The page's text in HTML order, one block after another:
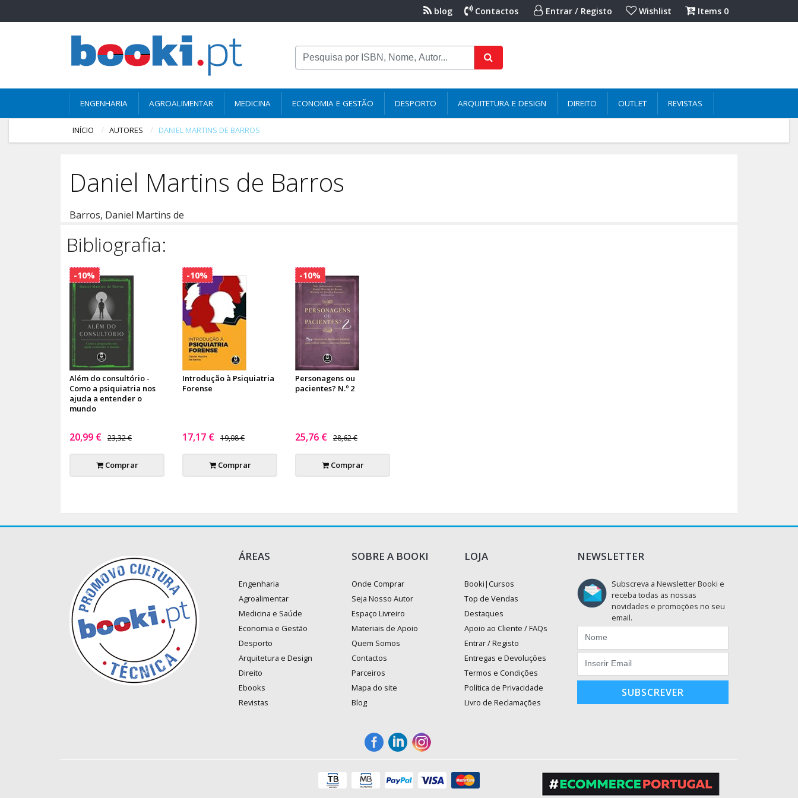
blog Contactos Entrar / Registo Wishlist Items 0
ENGENHARIA AGROALIMENTAR MEDICINA ECONOMIA E GESTÃO DESPORTO ARQUITETURA E DESIGN DIREITO OUTLET REVISTAS
INÍCIO AUTORES DANIEL MARTINS DE BARROS
Daniel Martins de Barros
Barros, Daniel Martins de
Bibliografia:
Além do consultório -
Como a psiquiatria nos
ajuda a entender o
mundo
20,99 € 23,32 €
Comprar
-10%
Introdução à Psiquiatria
Forense
17,17 € 19,08 €
Comprar
-10%
Personagens ou
pacientes? N.º 2
25,76 € 28,62 €
Comprar
-10%
ÁREAS
Engenharia
Agroalimentar
Medicina e Saúde
Economia e Gestão
Desporto
Arquitetura e Design
Direito
Ebooks
Revistas
SOBRE A BOOKI
Onde Comprar
Seja Nosso Autor
Espaço Livreiro
Materiais de Apoio
Quem Somos
Contactos
Parceiros
Mapa do site
Blog
LOJA
Booki|Cursos
Top de Vendas
Destaques
Apoio ao Cliente / FAQs
Entrar / Registo
Entregas e Devoluções
Termos e Condições
Política de Privacidade
Livro de Reclamações
NEWSLETTER
Subscreva a Newsletter Booki e
receba todas as nossas
novidades e promoções no seu
email.
SUBSCREVER